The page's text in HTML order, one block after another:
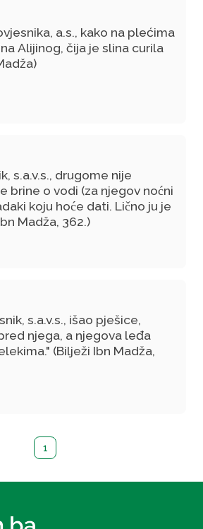
tvoju korist? – Odgovorit će:
ummet. - Zatim će biti
ummet i bit će kazano:
objavu? - Njegovi
potvrdno. Gospodar
kako vi to znate? - Oni će
nas je naš
o vama: I tako smo od vas
ljudi (sura El-Bekare,
a.s., kako na plećima
Alijinog, čija je slina curila
s.a.v.s., drugome nije
brine o vodi (za njegov noćni
koju hoće dati. Lično ju je
Madža, 362.)
s.a.v.s., išao pješice,
njega, a njegova leđa
(Bilježi Ibn Madža,
1